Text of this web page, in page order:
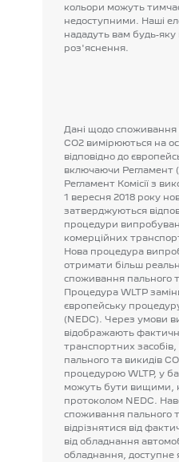
кольори можуть
недоступними.
Наші
нададуть вам будь-яку
роз'яснення.
Дані щодо споживання
CO2 вимірюються на
відповідно до
включаючи Регламент
Регламент Комісії з
1 вересня 2018 року
затверджуються
процедури
комерційних
Нова процедура
отримати більш
споживання пального
Процедура WLTP
європейську
(NEDC). Через умови
відображають
транспортних засобів,
пального та викидів
процедурою WLTP, у
можуть бути вищими,
протоколом NEDC.
споживання пального
відрізнятися від
від обладнання
обладнання, доступне